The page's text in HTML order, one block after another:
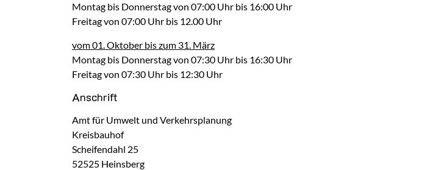
Montag bis Donnerstag von 07:00 Uhr bis 16:00 Uhr
Freitag von 07:00 Uhr bis 12.00 Uhr
vom 01. Oktober bis zum 31. März
Montag bis Donnerstag von 07:30 Uhr bis 16:30 Uhr
Freitag von 07:30 Uhr bis 12:30 Uhr
Anschrift
Amt für Umwelt und Verkehrsplanung
Kreisbauhof
Scheifendahl 25
52525 Heinsberg